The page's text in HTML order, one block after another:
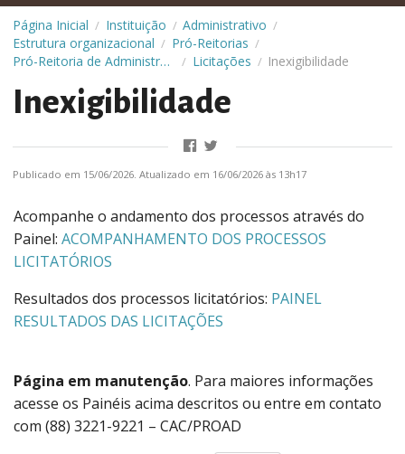
Página Inicial / Instituição / Administrativo /
Estrutura organizacional / Pró-Reitorias /
Pró-Reitoria de Administração (Proad) / Licitações / Inexigibilidade
Inexigibilidade
Publicado em 15/06/2026. Atualizado em 16/06/2026 às 13h17
Acompanhe o andamento dos processos através do
Painel: ACOMPANHAMENTO DOS PROCESSOS
LICITATÓRIOS
Resultados dos processos licitatórios: PAINEL
RESULTADOS DAS LICITAÇÕES
Página em manutenção. Para maiores informações
acesse os Painéis acima descritos ou entre em contato
com (88) 3221-9221 – CAC/PROAD